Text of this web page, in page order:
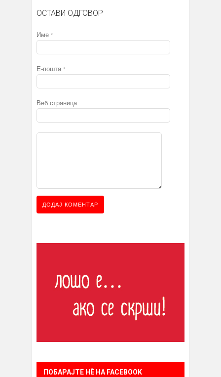
ОСТАВИ ОДГОВОР
Име *
Е-пошта *
Веб страница
ПОБАРАЈТЕ НÈ НА FACEBOOK